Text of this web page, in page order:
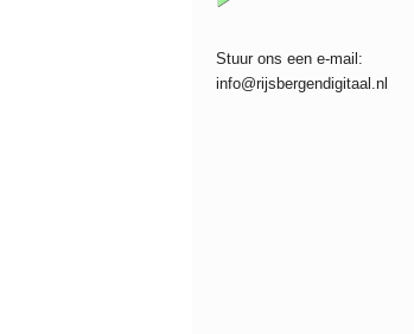
Stuur ons een e-mail:
info@rijsbergendigitaal.nl